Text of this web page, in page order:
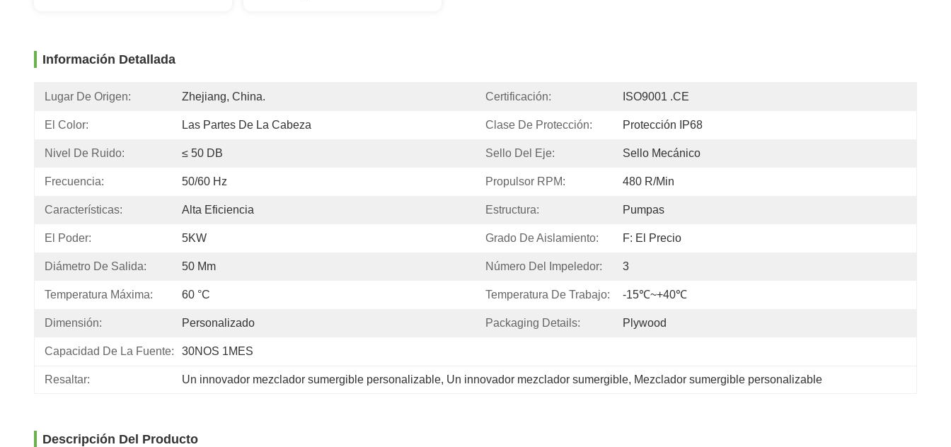
Información Detallada
Lugar De Origen: Zhejiang, China. Certificación: ISO9001 .CE
El Color: Las Partes De La Cabeza Clase De Protección: Protección IP68
Nivel De Ruido: ≤ 50 DB Sello Del Eje: Sello Mecánico
Frecuencia: 50/60 Hz Propulsor RPM: 480 R/min
Características: Alta Eficiencia Estructura: Pumpas
El Poder: 5KW Grado De Aislamiento: F: El Precio
Diámetro De Salida: 50 Mm Número Del Impeledor: 3
Temperatura Máxima: 60 °C Temperatura De Trabajo: -15℃~+40℃
Dimensión: Personalizado Packaging Details: Plywood
Capacidad De La Fuente: 30NOS 1MES
Resaltar: Un innovador mezclador sumergible personalizable, Un innovador mezclador sumergible, Mezclador sumergible personalizable
Descripción Del Producto